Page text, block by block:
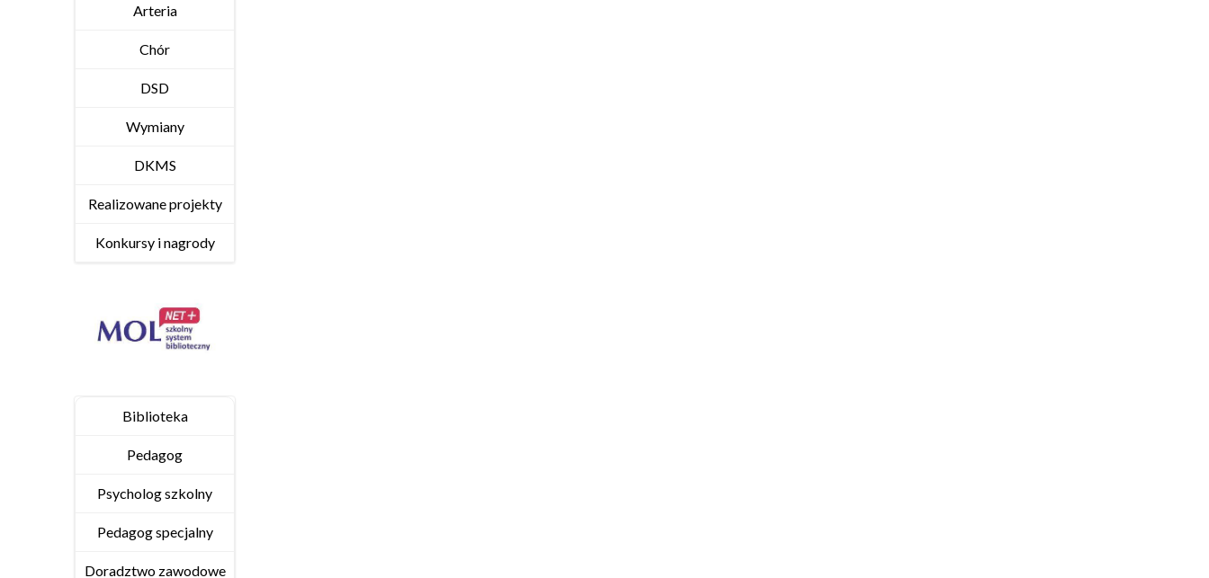
Arteria
Chór
DSD
Wymiany
DKMS
Realizowane projekty
Konkursy i nagrody
Biblioteka
Pedagog
Psycholog szkolny
Pedagog specjalny
Doradztwo zawodowe